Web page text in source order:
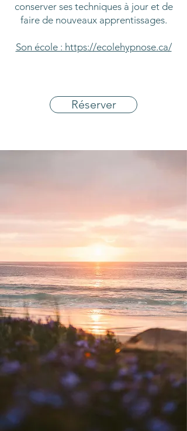
conserver ses techniques à jour et de
faire de nouveaux apprentissages.
Son école : https://ecolehypnose.ca/
Réserver